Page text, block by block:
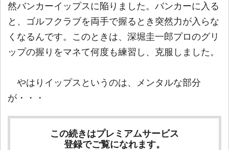
然バンカーイップスに陥りました。バンカーに入る
と、ゴルフクラブを両手で握るとき突然力が入らな
くなるんです。このときは、深堀圭一郎プロのグリ
ップの握りをマネて何度も練習し、克服しました。
やはりイップスというのは、メンタルな部分
が・・・
この続きはプレミアムサービス
登録でご覧になれます。